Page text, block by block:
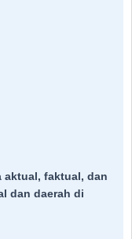
aktual, faktual, dan
dan daerah di